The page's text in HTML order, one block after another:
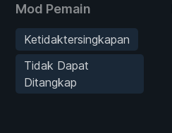
Mod Pemain
Ketidaktersingkapan
Tidak Dapat
Ditangkap